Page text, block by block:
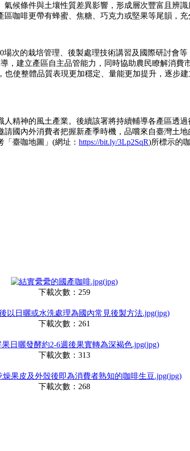
候條件與土壤性質差異影響，形成層次豐富且辨
咖啡更帶有蜂蜜、焦糖、巧克力或堅果等尾韻，充
次的栽培管理、後製處理技術講習及國際研討會
，建立產區自主品管能力，同時協助農民瞭解消
使整體品質表現更加穩定、量能更加提升，逐步
精神的風土產業。後續該署將持續輔導各產區透
國內外消費者把握新產季時機，品嚐來自臺灣土
臺咖地圖」(網址： https://bit.ly/3Lp2SqR)所標示的
下載次數：259
下載次數：261
下載次數：313
下載次數：268